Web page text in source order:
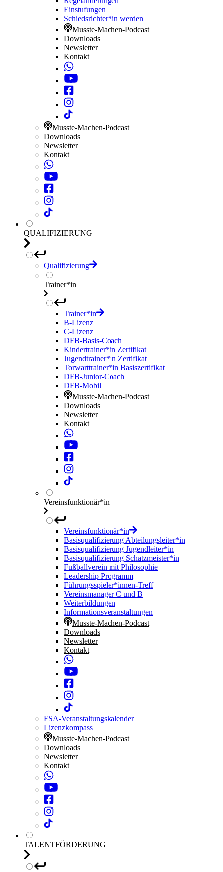
Einstufungen
Schiedsrichter*in werden
Musste-Machen-Podcast
Downloads
Newsletter
Kontakt
Musste-Machen-Podcast
Downloads
Newsletter
Kontakt
QUALIFIZIERUNG
Qualifizierung
Trainer*in
Trainer*in
B-Lizenz
C-Lizenz
DFB-Basis-Coach
Kindertrainer*in Zertifikat
Jugendtrainer*in Zertifikat
Torwarttrainer*in Basiszertifikat
DFB-Junior-Coach
DFB-Mobil
Musste-Machen-Podcast
Downloads
Newsletter
Kontakt
Vereinsfunktionär*in
Vereinsfunktionär*in
Basisqualifizierung Abteilungsleiter*in
Basisqualifizierung Jugendleiter*in
Basisqualifizierung Schatzmeister*in
Fußballverein mit Philosophie
Leadership Programm
Führungsspieler*innen-Treff
Vereinsmanager C und B
Weiterbildungen
Informationsveranstaltungen
Musste-Machen-Podcast
Downloads
Newsletter
Kontakt
FSA-Veranstaltungskalender
Lizenzkompass
Musste-Machen-Podcast
Downloads
Newsletter
Kontakt
TALENTFÖRDERUNG